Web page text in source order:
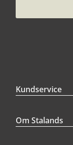
Kundservice
Om Stalands